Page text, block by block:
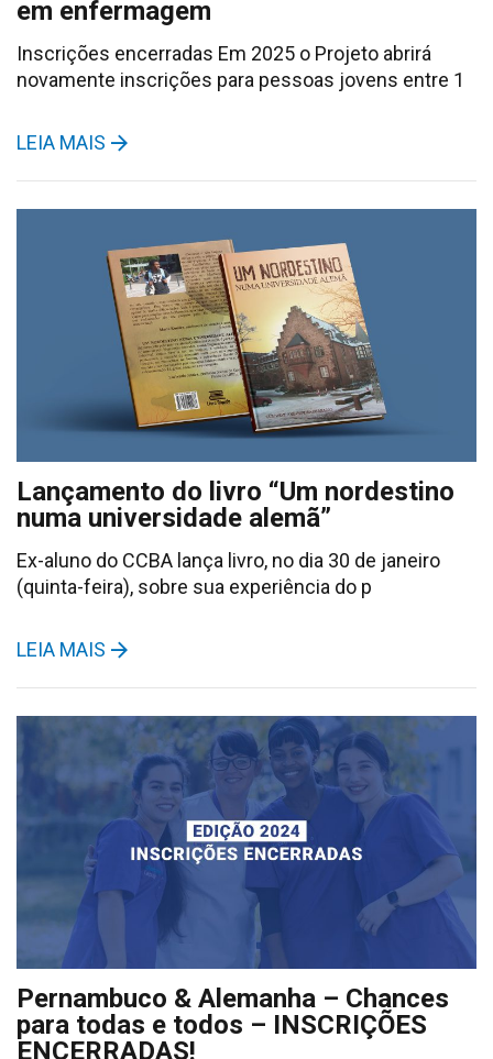
em enfermagem
Inscrições encerradas Em 2025 o Projeto abrirá
novamente inscrições para pessoas jovens entre 1
LEIA MAIS
Lançamento do livro “Um nordestino
numa universidade alemã”
Ex-aluno do CCBA lança livro, no dia 30 de janeiro
(quinta-feira), sobre sua experiência do p
LEIA MAIS
Pernambuco & Alemanha – Chances
para todas e todos – INSCRIÇÕES
ENCERRADAS!